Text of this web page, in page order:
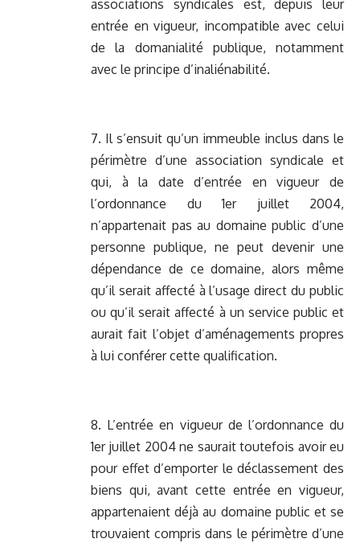
associations syndicales est, depuis leur
entrée en vigueur, incompatible avec celui
de la domanialité publique, notamment
avec le principe d’inaliénabilité.
7. Il s’ensuit qu’un immeuble inclus dans le
périmètre d’une association syndicale et
qui, à la date d’entrée en vigueur de
l’ordonnance du 1er juillet 2004,
n’appartenait pas au domaine public d’une
personne publique, ne peut devenir une
dépendance de ce domaine, alors même
qu’il serait affecté à l’usage direct du public
ou qu’il serait affecté à un service public et
aurait fait l’objet d’aménagements propres
à lui conférer cette qualification.
8. L’entrée en vigueur de l’ordonnance du
1er juillet 2004 ne saurait toutefois avoir eu
pour effet d’emporter le déclassement des
biens qui, avant cette entrée en vigueur,
appartenaient déjà au domaine public et se
trouvaient compris dans le périmètre d’une